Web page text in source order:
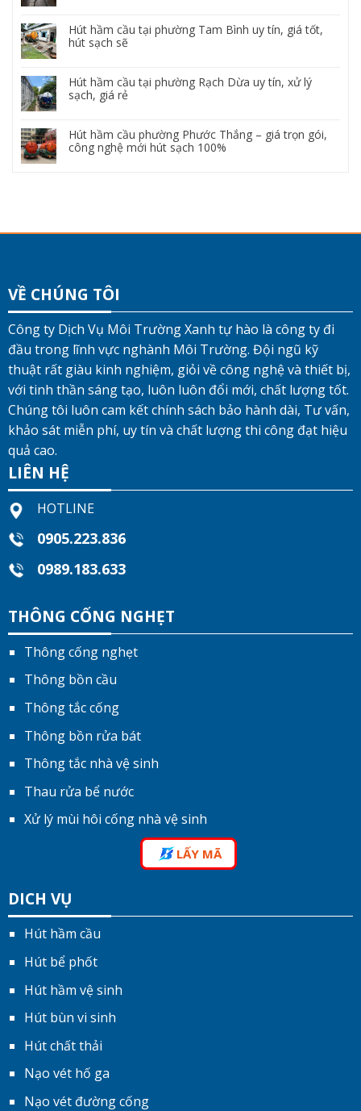
Hút hầm cầu tại phường Tam Bình uy tín, giá tốt,
hút sạch sẽ
Hút hầm cầu tại phường Rạch Dừa uy tín, xử lý
sạch, giá rẻ
Hút hầm cầu phường Phước Thắng – giá trọn gói,
công nghệ mới hút sạch 100%
VỀ CHÚNG TÔI
Công ty Dịch Vụ Môi Trường Xanh tự hào là công ty đi
đầu trong lĩnh vực nghành Môi Trường. Đội ngũ kỹ
thuật rất giàu kinh nghiệm, giỏi về công nghệ và thiết bị,
với tinh thần sáng tạo, luôn luôn đổi mới, chất lượng tốt.
Chúng tôi luôn cam kết chính sách bảo hành dài, Tư vấn,
khảo sát miễn phí, uy tín và chất lượng thi công đạt hiệu
quả cao.
LIÊN HỆ
HOTLINE
0905.223.836
0989.183.633
THÔNG CỐNG NGHẸT
Thông cống nghẹt
Thông bồn cầu
Thông tắc cống
Thông bồn rửa bát
Thông tắc nhà vệ sinh
Thau rửa bể nước
Xử lý mùi hôi cống nhà vệ sinh
LẤY MÃ
DICH VỤ
Hút hầm cầu
Hút bể phốt
Hút hầm vệ sinh
Hút bùn vi sinh
Hút chất thải
Nạo vét hố ga
Nạo vét đường cống